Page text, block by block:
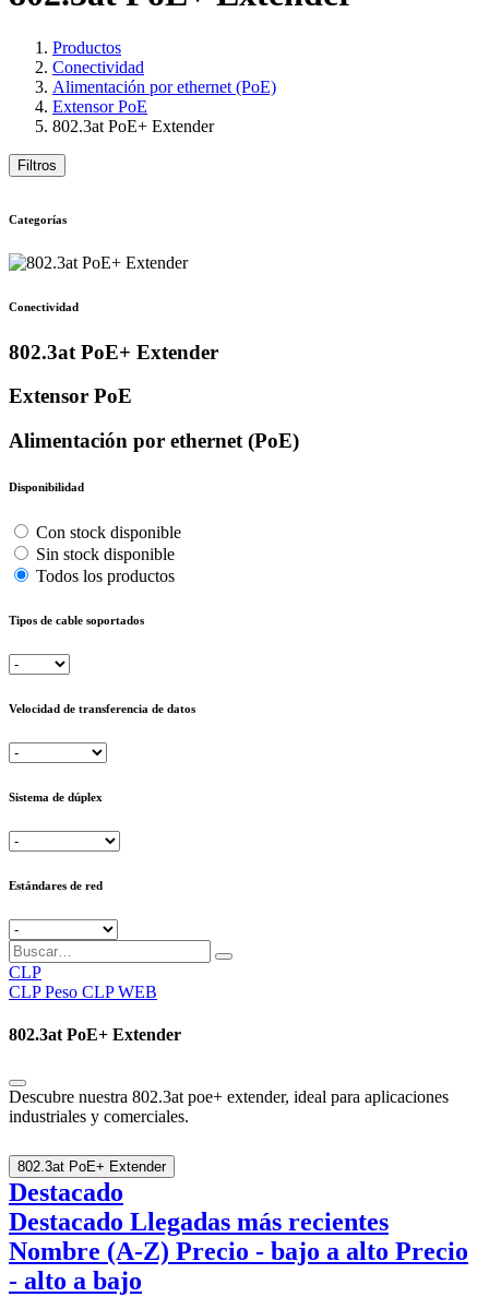
Productos
Conectividad
Alimentación por ethernet (PoE)
Extensor PoE
802.3at PoE+ Extender
Filtros
Categorías
Conectividad
802.3at PoE+ Extender
Extensor PoE
Alimentación por ethernet (PoE)
Disponibilidad
Con stock disponible
Sin stock disponible
Todos los productos
Tipos de cable soportados
Velocidad de transferencia de datos
Sistema de dúplex
Estándares de red
CLP
CLP Peso CLP WEB
802.3at PoE+ Extender
Descubre nuestra 802.3at poe+ extender, ideal para aplicaciones
industriales y comerciales.
802.3at PoE+ Extender
Destacado
Destacado Llegadas más recientes
Nombre (A-Z) Precio - bajo a alto Precio
- alto a bajo